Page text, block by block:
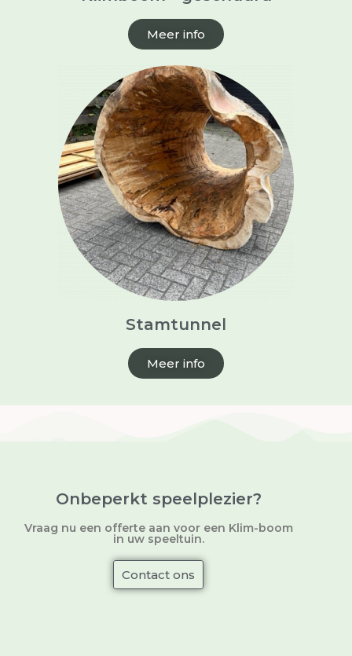
Meer info
Stamtunnel
Meer info
Onbeperkt speelplezier?
Vraag nu een offerte aan voor een Klim-boom
in uw speeltuin.
Contact ons